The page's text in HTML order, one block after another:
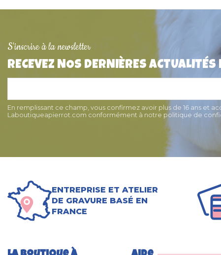
Collier pour chat simple Red
Clip d'attache
4,20 €
S'inscrire à la newsletter
RECEVEZ NOS DERNIÈRES
En remplissant ce champ, vous confirmez avoir plus de 16 ans et
Laboutiqueapierrot.com conformément à notre politique de
ENTREPRISE ET ATELIER
DE GRAVURE BASÉ EN
FRANCE